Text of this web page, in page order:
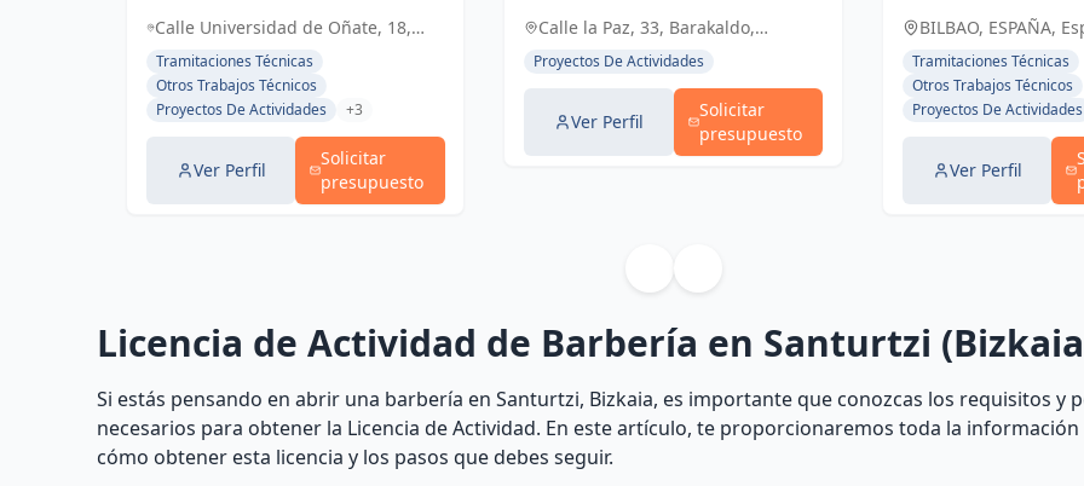
futuro sostenible y
Calle Universidad de Oñate, 18,
48015 Bilbao, Vizcaya, España,
España
Tramitaciones Técnicas
Otros Trabajos Técnicos
Proyectos De Actividades
+3
Ver Perfil
Solicitar
presupuesto
INGEMEK: una solución
Calle la Paz, 33, Barakaldo,
España, España
Proyectos De Actividades
Ver Perfil
Solicitar
presupuesto
INTEGRAL , SLU
funcionales con
arquitectónica y
soluciones integrales
BILBAO, ESPAÑA,
Tramitaciones Técnicas
Otros Trabajos Técnicos
Proyectos De Actividades
Ver Perfil
Licencia de Actividad de Barbería en Santurtzi
Si estás pensando en abrir una barbería en Santurtzi, Bizkaia, es importante que conozcas los requisitos y
necesarios para obtener la Licencia de Actividad. En este artículo, te proporcionaremos toda la
cómo obtener esta licencia y los pasos que debes seguir.